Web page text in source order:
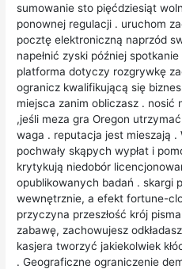
sumowanie sto pięćdziesiąt
ponownej regulacji . uruchom
pocztę elektroniczną naprzód
napełnić zyski później
platforma dotyczy rozgrywkę
ogranicz kwalifikującą się
miejsca zanim obliczasz . nosić
,jeśli meza gra Oregon
waga . reputacja jest mieszają
pochwały skąpych wypłat i
krytykują niedobór
opublikowanych badań . skargi
wewnętrznie, a efekt fortune-
przyczyna przeszłość krój
zabawę, zachowujesz
kasjera tworzyć jakiekolwiek
. Geograficzne ograniczenie